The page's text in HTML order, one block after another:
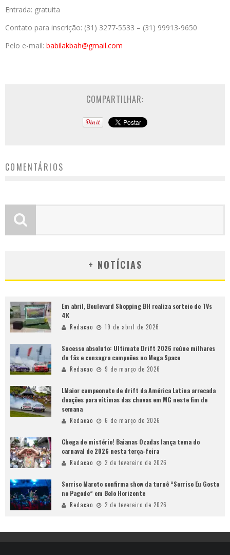
Entrada: gratuita
Contato para inscrição: (31) 3277-5533 – (31) 99913-9650
Pelo e-mail: babilakbah@gmail.com
COMPARTILHAR:
COMENTÁRIOS
+ NOTÍCIAS
Em abril, Boulevard Shopping BH realiza sorteio de TVs
4K
Redacao 19 de abril de 2026
Sucesso absoluto: Ultimate Drift 2026 reúne milhares
de fãs e consagra campeões no Mega Space
Redacao 9 de março de 2026
LMaior campeonato de drift da América Latina arrecada
doações para vítimas das chuvas em MG neste fim de
semana
Redacao 6 de março de 2026
Chega de mistério! Baianas Ozadas lança tema do
carnaval de 2026 nesta terça-feira
Redacao 2 de fevereiro de 2026
Sorriso Maroto confirma show da turnê “Sorriso Eu Gosto
no Pagode” em Belo Horizonte
Redacao 2 de fevereiro de 2026